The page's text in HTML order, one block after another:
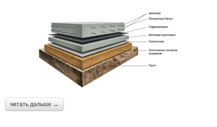
читать дальше →